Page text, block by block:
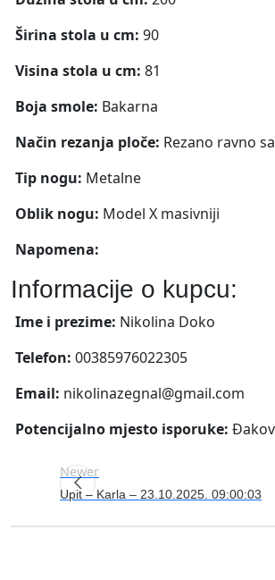
Širina stola u cm: 90
Visina stola u cm: 81
Boja smole: Bakarna
Način rezanja ploče: Rezano ravno
Tip nogu: Metalne
Oblik nogu: Model X masivniji
Napomena:
Informacije o kupcu:
Ime i prezime: Nikolina Doko
Telefon: 00385976022305
Email: nikolinazegnal@gmail.com
Potencijalno mjesto isporuke:
Newer
Upit – Karla – 23.10.2025. 09:00:03